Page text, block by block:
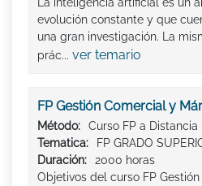
La inteligencia artificial es un
evolución constante y que
una gran investigación. La
prác... ver temario
FP Gestión Comercial y
Método:
Curso FP a Distancia
Tematica:
FP GRADO
Duración:
2000 horas
Objetivos del curso FP